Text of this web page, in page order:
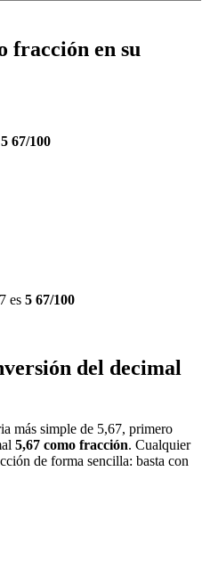
fracción en su
5 67/100
es 5 67/100
del decimal
más simple de 5,67, primero
5,67 como fracción. Cualquier
de forma sencilla: basta con